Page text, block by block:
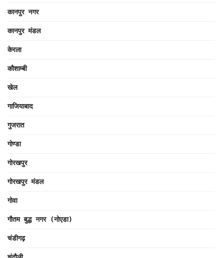
कानपुर नगर
कानपुर मंडल
केरला
कौशाम्बी
खेल
गाजियाबाद
गुजरात
गोण्डा
गोरखपुर
गोरखपुर मंडल
गोवा
गौतम बुद्ध नगर (नोएडा)
चंडीगढ़